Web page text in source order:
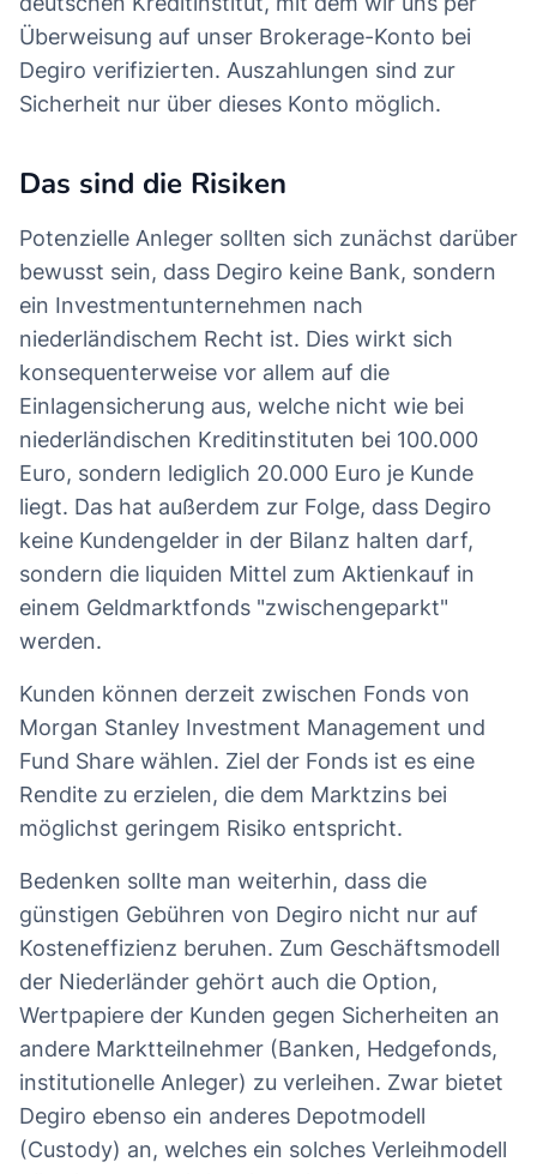
Überweisung auf unser Brokerage-Konto bei
Degiro verifizierten. Auszahlungen sind zur
Sicherheit nur über dieses Konto möglich.
Das sind die Risiken
Potenzielle Anleger sollten sich zunächst darüber
bewusst sein, dass Degiro keine Bank, sondern
ein Investmentunternehmen nach
niederländischem Recht ist. Dies wirkt sich
konsequenterweise vor allem auf die
Einlagensicherung aus, welche nicht wie bei
niederländischen Kreditinstituten bei 100.000
Euro, sondern lediglich 20.000 Euro je Kunde
liegt. Das hat außerdem zur Folge, dass Degiro
keine Kundengelder in der Bilanz halten darf,
sondern die liquiden Mittel zum Aktienkauf in
einem Geldmarktfonds "zwischengeparkt"
werden.
Kunden können derzeit zwischen Fonds von
Morgan Stanley Investment Management und
Fund Share wählen. Ziel der Fonds ist es eine
Rendite zu erzielen, die dem Marktzins bei
möglichst geringem Risiko entspricht.
Bedenken sollte man weiterhin, dass die
günstigen Gebühren von Degiro nicht nur auf
Kosteneffizienz beruhen. Zum Geschäftsmodell
der Niederländer gehört auch die Option,
Wertpapiere der Kunden gegen Sicherheiten an
andere Marktteilnehmer (Banken, Hedgefonds,
institutionelle Anleger) zu verleihen. Zwar bietet
Degiro ebenso ein anderes Depotmodell
(Custody) an, welches ein solches Verleihmodell